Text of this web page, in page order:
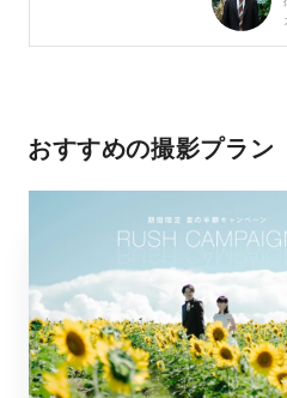
おすすめの撮影プラン